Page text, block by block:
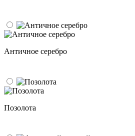
Античное серебро
Позолота